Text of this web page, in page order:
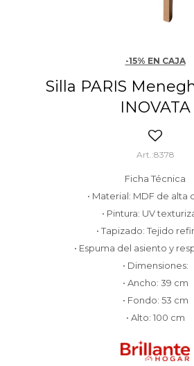
-15% EN CAJA
Silla PARIS
INOVATA
8378
Ficha Técnica
• Material: MDF de alta
• Pintura: UV
• Tapizado: Tejido
• Espuma del asiento y
• Dimensiones:
• Ancho: 39 cm
• Fondo: 53 cm
• Alto: 100 cm